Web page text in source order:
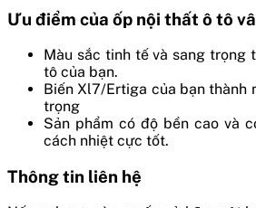
Ưu điểm của ốp nội thất ô tô
Màu sắc tinh tế và sang trọng
tô của bạn.
Biến Xl7/Ertiga của bạn thành
trọng
Sản phẩm có độ bền cao và
cách nhiệt cực tốt.
Thông tin liên hệ